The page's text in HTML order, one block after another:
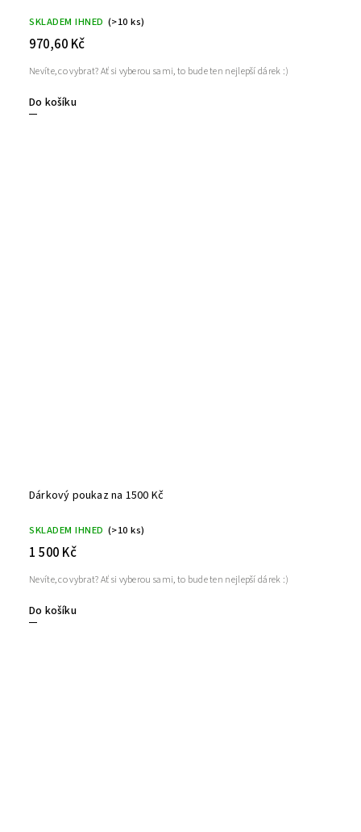
SKLADEM IHNED (>10 ks)
970,60 Kč
Do košíku
Nevíte, co vybrat? Ať si vyberou sami, to bude ten nejlepší dárek :)
Dárkový poukaz na 1500 Kč
SKLADEM IHNED (>10 ks)
1 500 Kč
Do košíku
Nevíte, co vybrat? Ať si vyberou sami, to bude ten nejlepší dárek :)